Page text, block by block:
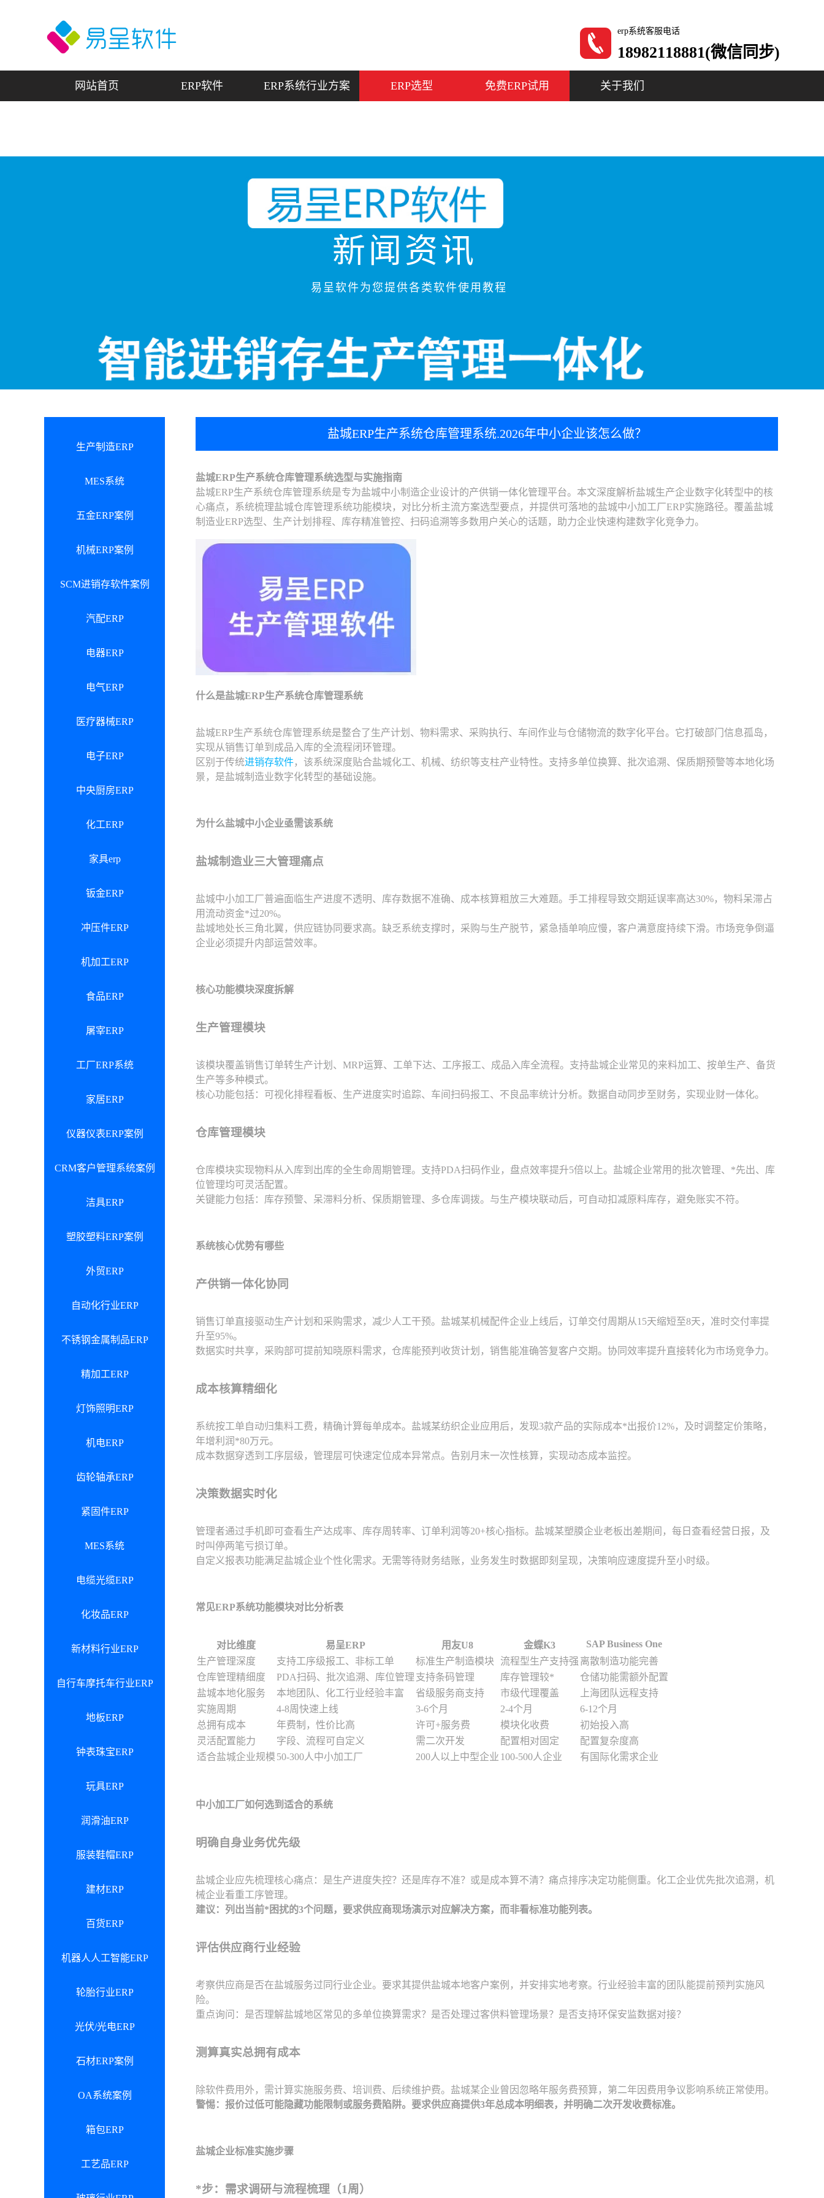
erp系统客服电话
18982118881(微信同步)
网站首页 ERP软件 ERP系统行业方案 ERP选型 免费ERP试用 关于我们
新闻资讯
易呈软件为您提供各类软件使用教程
生产制造ERP
MES系统
五金ERP案例
机械ERP案例
SCM进销存软件案例
汽配ERP
电器ERP
电气ERP
医疗器械ERP
电子ERP
中央厨房ERP
化工ERP
家具erp
钣金ERP
冲压件ERP
机加工ERP
食品ERP
屠宰ERP
工厂ERP系统
家居ERP
仪器仪表ERP案例
CRM客户管理系统案例
洁具ERP
塑胶塑料ERP案例
外贸ERP
自动化行业ERP
不锈钢金属制品ERP
精加工ERP
灯饰照明ERP
机电ERP
齿轮轴承ERP
紧固件ERP
MES系统
电缆光缆ERP
化妆品ERP
新材料行业ERP
自行车摩托车行业ERP
地板ERP
钟表珠宝ERP
玩具ERP
润滑油ERP
服装鞋帽ERP
建材ERP
百货ERP
机器人人工智能ERP
轮胎行业ERP
光伏/光电ERP
石材ERP案例
OA系统案例
箱包ERP
工艺品ERP
盐城ERP生产系统仓库管理系统.2026年中小企业该怎么做？
盐城ERP生产系统仓库管理系统选型与实施指南
盐城ERP生产系统仓库管理系统是专为盐城中小制造企业设计的产供销一体化管理平台。本文深度解析盐城生产企业数字化转型中的核
心痛点，系统梳理盐城仓库管理系统功能模块，对比分析主流方案选型要点，并提供可落地的盐城中小加工厂ERP实施路径。覆盖盐城
制造业ERP选型、生产计划排程、库存精准管控、扫码追溯等多数用户关心的话题，助力企业快速构建数字化竞争力。
什么是盐城ERP生产系统仓库管理系统
盐城ERP生产系统仓库管理系统是整合了生产计划、物料需求、采购执行、车间作业与仓储物流的数字化平台。它打破部门信息孤岛，
实现从销售订单到成品入库的全流程闭环管理。
区别于传统进销存软件，该系统深度贴合盐城化工、机械、纺织等支柱产业特性。支持多单位换算、批次追溯、保质期预警等本地化场
景，是盐城制造业数字化转型的基础设施。
为什么盐城中小企业亟需该系统
盐城制造业三大管理痛点
盐城中小加工厂普遍面临生产进度不透明、库存数据不准确、成本核算粗放三大难题。手工排程导致交期延误率高达30%，物料呆滞占
用流动资金*过20%。
盐城地处长三角北翼，供应链协同要求高。缺乏系统支撑时，采购与生产脱节，紧急插单响应慢，客户满意度持续下滑。市场竞争倒逼
企业必须提升内部运营效率。
核心功能模块深度拆解
生产管理模块
该模块覆盖销售订单转生产计划、MRP运算、工单下达、工序报工、成品入库全流程。支持盐城企业常见的来料加工、按单生产、备货
生产等多种模式。
核心功能包括：可视化排程看板、生产进度实时追踪、车间扫码报工、不良品率统计分析。数据自动同步至财务，实现业财一体化。
仓库管理模块
仓库模块实现物料从入库到出库的全生命周期管理。支持PDA扫码作业，盘点效率提升5倍以上。盐城企业常用的批次管理、*先出、库
位管理均可灵活配置。
关键能力包括：库存预警、呆滞料分析、保质期管理、多仓库调拨。与生产模块联动后，可自动扣减原料库存，避免账实不符。
系统核心优势有哪些
产供销一体化协同
销售订单直接驱动生产计划和采购需求，减少人工干预。盐城某机械配件企业上线后，订单交付周期从15天缩短至8天，准时交付率提
升至95%。
数据实时共享，采购部可提前知晓原料需求，仓库能预判收货计划，销售能准确答复客户交期。协同效率提升直接转化为市场竞争力。
成本核算精细化
系统按工单自动归集料工费，精确计算每单成本。盐城某纺织企业应用后，发现3款产品的实际成本*出报价12%，及时调整定价策略，
年增利润*80万元。
成本数据穿透到工序层级，管理层可快速定位成本异常点。告别月末一次性核算，实现动态成本监控。
决策数据实时化
管理者通过手机即可查看生产达成率、库存周转率、订单利润等20+核心指标。盐城某塑膜企业老板出差期间，每日查看经营日报，及
时叫停两笔亏损订单。
自定义报表功能满足盐城企业个性化需求。无需等待财务结账，业务发生时数据即刻呈现，决策响应速度提升至小时级。
常见ERP系统功能模块对比分析表
对比维度 易呈ERP 用友U8 金蝶K3
SAP Business One
生产管理深度
支持工序级报工、非标工单 标准生产制造模块 流程型生产支持强 离散制造功能完善
仓库管理精细度
PDA扫码、批次追溯、库位管理 支持条码管理 库存管理较*
仓储功能需额外配置
盐城本地化服务
本地团队、化工行业经验丰富 省级服务商支持 市级代理覆盖
上海团队远程支持
实施周期
4-8周快速上线 3-6个月 2-4个月
6-12个月
总拥有成本
年费制，性价比高 许可+服务费 模块化收费
初始投入高
灵活配置能力
字段、流程可自定义 需二次开发 配置相对固定
配置复杂度高
适合盐城企业规模 50-300人中小加工厂 200人以上中型企业 100-500人企业 有国际化需求企业
中小加工厂如何选到适合的系统
明确自身业务优先级
盐城企业应先梳理核心痛点：是生产进度失控？还是库存不准？或是成本算不清？痛点排序决定功能侧重。化工企业优先批次追溯，机
械企业看重工序管理。
建议：列出当前*困扰的3个问题，要求供应商现场演示对应解决方案，而非看标准功能列表。
评估供应商行业经验
考察供应商是否在盐城服务过同行业企业。要求其提供盐城本地客户案例，并安排实地考察。行业经验丰富的团队能提前预判实施风
险。
重点询问：是否理解盐城地区常见的多单位换算需求？是否处理过客供料管理场景？是否支持环保安监数据对接？
测算真实总拥有成本
除软件费用外，需计算实施服务费、培训费、后续维护费。盐城某企业曾因忽略年服务费预算，第二年因费用争议影响系统正常使用。
警惕：报价过低可能隐藏功能限制或服务费陷阱。要求供应商提供3年总成本明细表，并明确二次开发收费标准。
盐城企业标准实施步骤
*步：需求调研与流程梳理（1周）